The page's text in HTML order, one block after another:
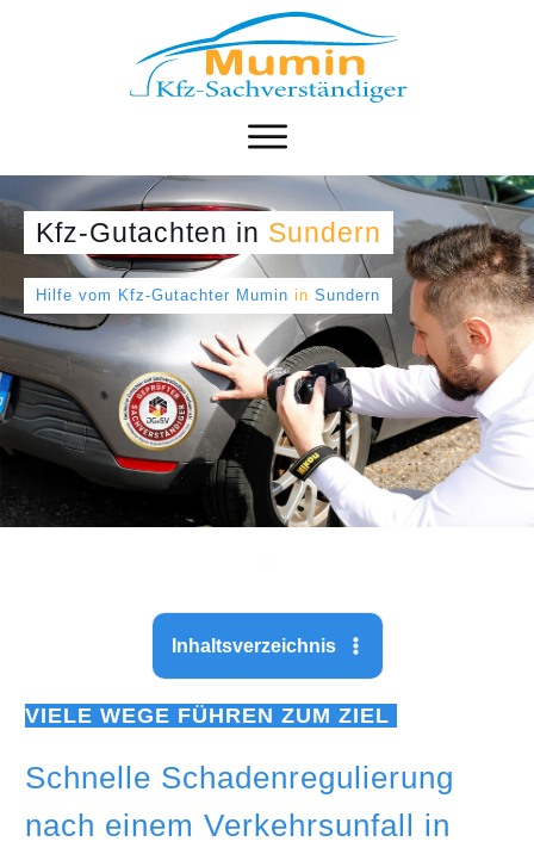
Kfz-Gutachten in Sundern
Hilfe vom Kfz-Gutachter Mumin in Sundern
Inhaltsverzeichnis
VIELE WEGE FÜHREN ZUM ZIEL
Schnelle Schadenregulierung
nach einem Verkehrsunfall in